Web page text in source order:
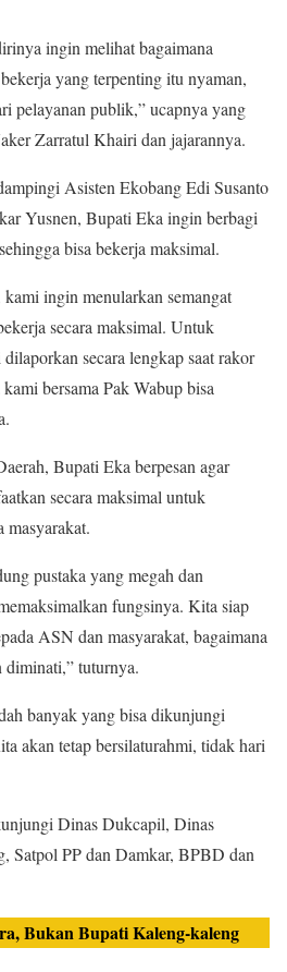
ingin melihat bagaimana
yang terpenting itu nyaman,
pelayanan publik,” ucapnya yang
Zarratul Khairi dan jajarannya.
Asisten Ekobang Edi Susanto
Yusnen, Bupati Eka ingin berbagi
bisa bekerja maksimal.
ingin menularkan semangat
secara maksimal. Untuk
secara lengkap saat rakor
bersama Pak Wabup bisa
Bupati Eka berpesan agar
secara maksimal untuk
masyarakat.
pustaka yang megah dan
fungsinya. Kita siap
ASN dan masyarakat, bagaimana
diminati,” tuturnya.
banyak yang bisa dikunjungi
akan tetap bersilaturahmi, tidak hari
Dinas Dukcapil, Dinas
Satpol PP dan Damkar, BPBD dan
Bukan Bupati Kaleng-kaleng